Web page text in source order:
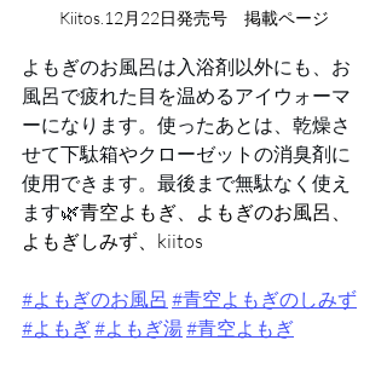
Kiitos.12月22日発売号　掲載ページ
よもぎのお風呂は入浴剤以外にも、お
風呂で疲れた目を温めるアイウォーマ
ーになります。使ったあとは、乾燥さ
せて下駄箱やクローゼットの消臭剤に
使用できます。最後まで無駄なく使え
ます🌿青空よもぎ、よもぎのお風呂、
よもぎしみず、kiitos
#よもぎのお風呂 #青空よもぎのしみず
#よもぎ#よもぎ湯#青空よもぎ